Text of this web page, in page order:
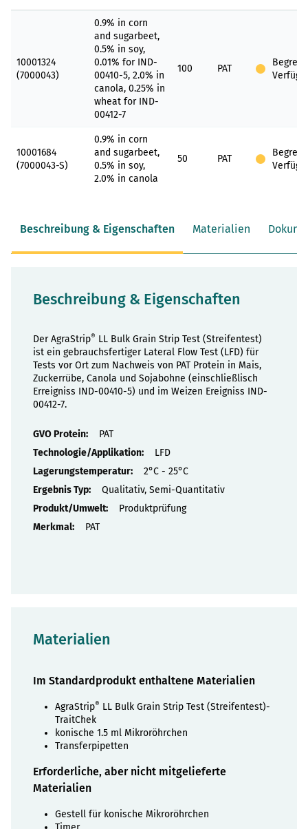
10001324
(7000043)
0.9% in corn
and sugarbeet,
0.5% in soy,
0.01% for IND-
00410-5, 2.0% in
canola, 0.25% in
wheat for IND-
00412-7
100 PAT
10001684
(7000043-S)
0.9% in corn
and sugarbeet,
0.5% in soy,
2.0% in canola
50 PAT
Beschreibung & Eigenschaften Materialien
Beschreibung & Eigenschaften
Der AgraStrip® LL Bulk Grain Strip Test (Streifentest)
ist ein gebrauchsfertiger Lateral Flow Test (LFD) für
Tests vor Ort zum Nachweis von PAT Protein in Mais,
Zuckerrübe, Canola und Sojabohne (einschließlisch
Erreigniss IND-00410-5) und im Weizen Ereigniss IND-
00412-7.
Eigenschaften
PAT
LFD
2°C - 25°C
Qualitativ, Semi-Quantitativ
Produktprüfung
PAT
Materialien
Im Standardprodukt enthaltene Materialien
AgraStrip® LL Bulk Grain Strip Test (Streifentest)-
TraitChek
konische 1.5 ml Mikroröhrchen
Transferpipetten
Erforderliche, aber nicht mitgelieferte
Materialien
Gestell für konische Mikroröhrchen